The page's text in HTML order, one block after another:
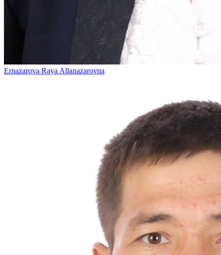
Ernazarova Raya Allanazarovna